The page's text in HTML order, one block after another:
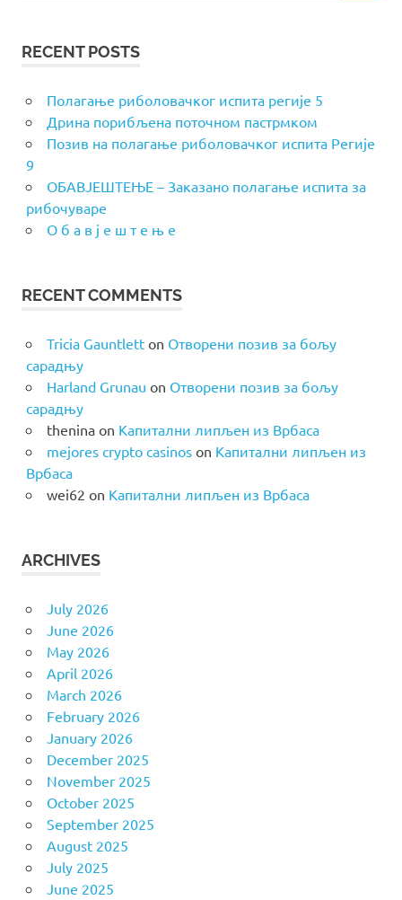
RECENT POSTS
Полагање риболовачког испита регије 5
Дрина порибљена поточном пастрмком
Позив на полагање риболовачког испита Регије
9
ОБАВЈЕШТЕЊЕ – Заказано полагање испита за
рибочуваре
О б а в ј е ш т е њ е
RECENT COMMENTS
Tricia Gauntletton Отворени позив за бољу
сарадњу
Harland Grunau on Отворени позив за бољу
сарадњу
theninaon Капитални липљен из Врбаса
mejores crypto casinoson Капитални липљен из
Врбаса
wei62 on Капитални липљен из Врбаса
ARCHIVES
July 2026
June 2026
May 2026
April 2026
March 2026
February 2026
January 2026
December 2025
November 2025
October 2025
September 2025
August 2025
July 2025
June 2025